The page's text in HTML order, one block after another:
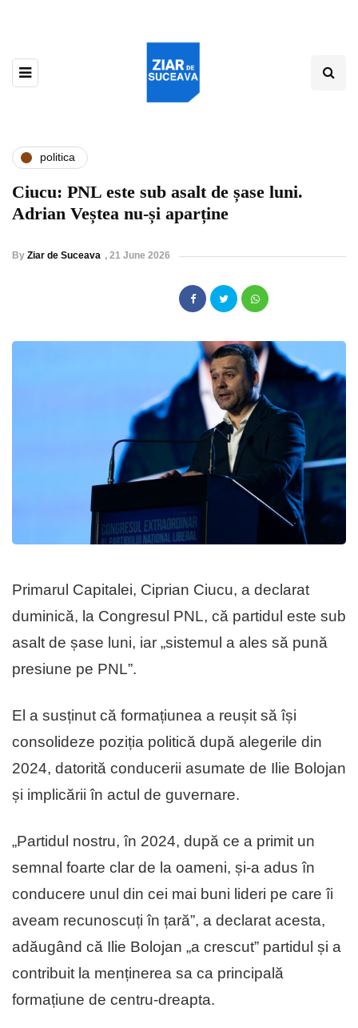
politica
Ciucu: PNL este sub asalt de șase luni.
Adrian Veștea nu-și aparține
By Ziar de Suceava , 21 June 2026
Primarul Capitalei, Ciprian Ciucu, a declarat
duminică, la Congresul PNL, că partidul este sub
asalt de șase luni, iar „sistemul a ales să pună
presiune pe PNL”.
El a susținut că formațiunea a reușit să își
consolideze poziția politică după alegerile din
2024, datorită conducerii asumate de Ilie Bolojan
și implicării în actul de guvernare.
„Partidul nostru, în 2024, după ce a primit un
semnal foarte clar de la oameni, și-a adus în
conducere unul din cei mai buni lideri pe care îi
aveam recunoscuți în țară”, a declarat acesta,
adăugând că Ilie Bolojan „a crescut” partidul și a
contribuit la menținerea sa ca principală
formațiune de centru-dreapta.